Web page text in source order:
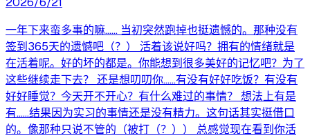
一年下来蛮多事的嘛…… 当初突然跑掉也挺遗憾的。那种没有
签到365天的遗憾吧（？） 活着该说好吗？拥有的情绪就是
在活着呢。好的坏的都是。你能想到很多美好的记忆吧？为了
这些继续走下去？ 还是想叨叨你……有没有好好吃饭？有没有
好好睡觉？今天开不开心？有什么难过的事情？ 想法上有是
有……结果因为实习的事情还是没有精力。这句话其实挺借口
的。像那种只说不管的（被打（？）） 总感觉现在看到你活